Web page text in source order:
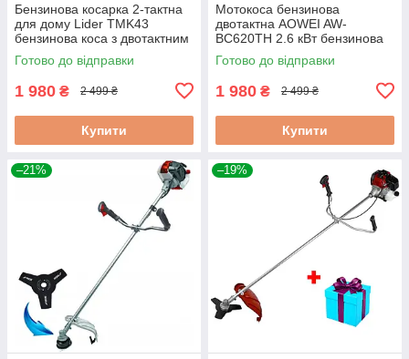
Бензинова косарка 2-тактна
для дому Lider TMK43
бензинова коса з двотактним
двигуном бензинова
мотокоса для трави
Готово до відправки
1 980 ₴ 2 499 ₴
Купити
Мотокоса бензинова
двотактна AOWEI AW-
BC620TH 2.6 кВт бензинова
коса для скошування трави
коса для трави
Готово до відправки
1 980 ₴ 2 499 ₴
Купити
–21% –19%